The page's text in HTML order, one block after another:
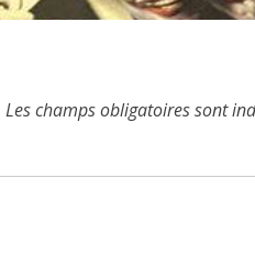
Les champs obligatoires sont